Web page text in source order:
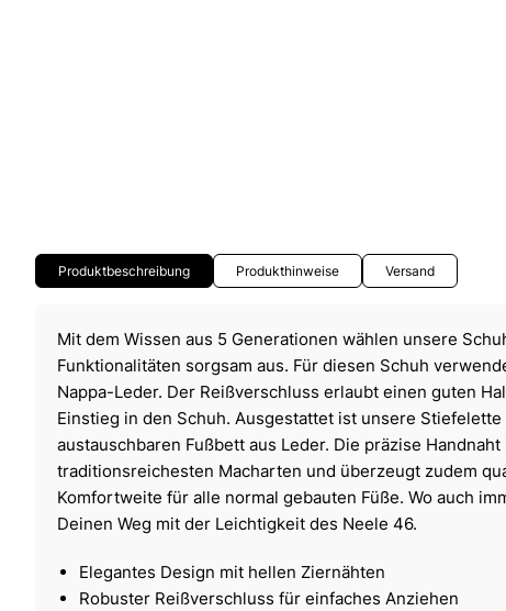
Produktbeschreibung Produkthinweise Versand
Mit dem Wissen aus 5 Generationen wählen unsere
Funktionalitäten sorgsam aus. Für diesen Schuh
Nappa-Leder. Der Reißverschluss erlaubt einen guten
Einstieg in den Schuh. Ausgestattet ist unsere
austauschbaren Fußbett aus Leder. Die präzise
traditionsreichesten Macharten und überzeugt zudem
Komfortweite für alle normal gebauten Füße. Wo auch
Deinen Weg mit der Leichtigkeit des Neele 46.
Elegantes Design mit hellen Ziernähten
Robuster Reißverschluss für einfaches Anziehen